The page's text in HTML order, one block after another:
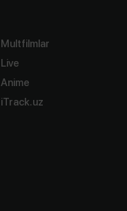
Multfilmlar
Live
Anime
iTrack.uz